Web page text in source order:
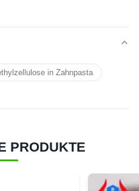
in Zahnpasta
PRODUKTE